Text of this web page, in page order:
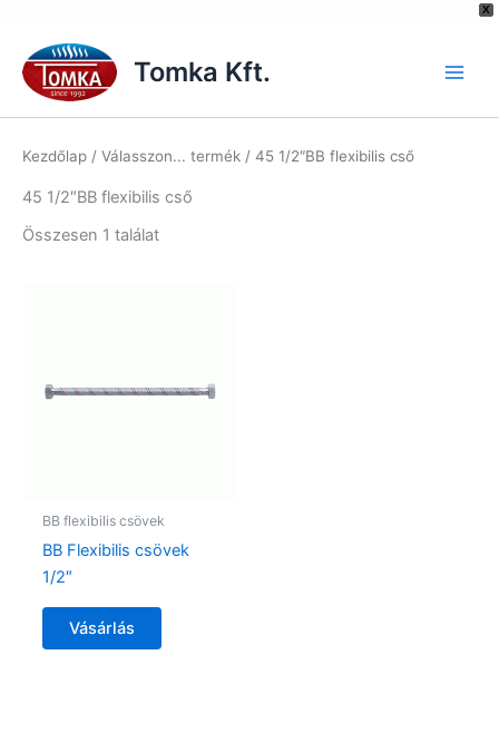
X
content
Tomka Kft.
Kezdőlap / Válasszon... termék / 45 1/2″BB flexibilis cső
45 1/2″BB flexibilis cső
Összesen 1 találat
BB flexibilis csövek
BB Flexibilis csövek
1/2″
Vásárlás